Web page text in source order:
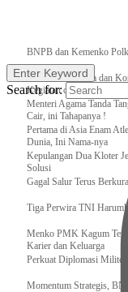
BNPB dan Kemenko
Raker Kemenpora dan
Kegiatan dan Program
Menteri Agama Tanda
Cair, ini Tahapanya !
Pertama di Asia Enam
Dunia, Ini Nama-nya
Kepulangan Dua Kloter
Solusi
Gagal Salur Terus
Tiga Perwira TNI
Menko PMK Kagum
Karier dan Keluarga
Perkuat Diplomasi
Momentum Strategis,
Enter Keyword
Search for: